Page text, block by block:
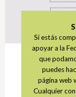
Si estás
apoyar a la
que
puedes
página web
Cualquier